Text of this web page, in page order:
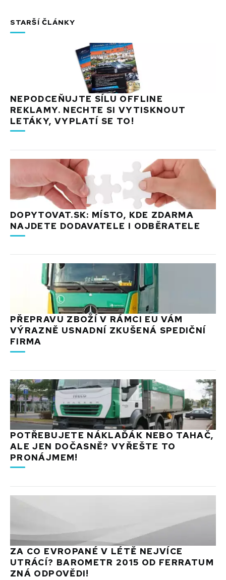
STARŠÍ ČLÁNKY
NEPODCEŇUJTE SÍLU OFFLINE
REKLAMY. NECHTE SI VYTISKNOUT
LETÁKY, VYPLATÍ SE TO!
DOPYTOVAT.SK: MÍSTO, KDE ZDARMA
NAJDETE DODAVATELE I ODBĚRATELE
PŘEPRAVU ZBOŽÍ V RÁMCI EU VÁM
VÝRAZNĚ USNADNÍ ZKUŠENÁ SPEDIČNÍ
FIRMA
POTŘEBUJETE NÁKLAĎÁK NEBO TAHAČ,
ALE JEN DOČASNĚ? VYŘEŠTE TO
PRONÁJMEM!
ZA CO EVROPANÉ V LÉTĚ NEJVÍCE
UTRÁCÍ? BAROMETR 2015 OD FERRATUM
ZNÁ ODPOVĚDI!